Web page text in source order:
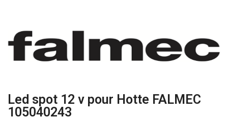
Led spot 12 v pour Hotte FALMEC
105040243